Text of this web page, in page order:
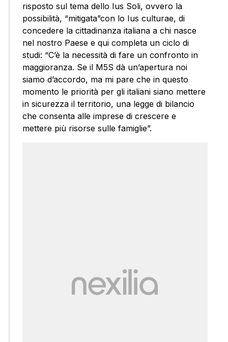
risposto sul tema dello Ius Soli, ovvero la
possibilità, “mitigata”con lo Ius culturae, di
concedere la cittadinanza italiana a chi nasce
nel nostro Paese e qui completa un ciclo di
studi: “C’è la necessità di fare un confronto in
maggioranza. Se il M5S dà un’apertura noi
siamo d’accordo, ma mi pare che in questo
momento le priorità per gli italiani siano mettere
in sicurezza il territorio, una legge di bilancio
che consenta alle imprese di crescere e
mettere più risorse sulle famiglie”.